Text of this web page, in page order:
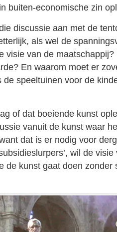
buiten-economische zin
discussie aan met de
als wel de
visie van de
En waarom moet er
de speeltuinen voor de
of dat boeiende kunst
vanuit de kunst waar
dat is er nodig voor
wil de
de kunst gaat doen zonder